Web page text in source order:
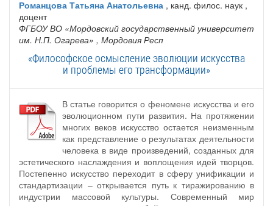
Романцова Татьяна Анатольевна , канд. филос. наук ,
доцент
ФГБОУ ВО «Мордовский государственный университет
им. Н.П. Огарева» , Мордовия Респ
«Философское осмысление эволюции искусства
и проблемы его трансформации»
В статье говорится о феномене искусства и его
эволюционном пути развития. На протяжении
многих веков искусство остается неизменным
как представление о результатах деятельности
человека в виде произведений, созданных для
эстетического наслаждения и воплощения идей творцов.
Постепенно искусство переходит в сферу унификации и
стандартизации – открывается путь к тиражированию в
индустрии массовой культуры. Современный мир